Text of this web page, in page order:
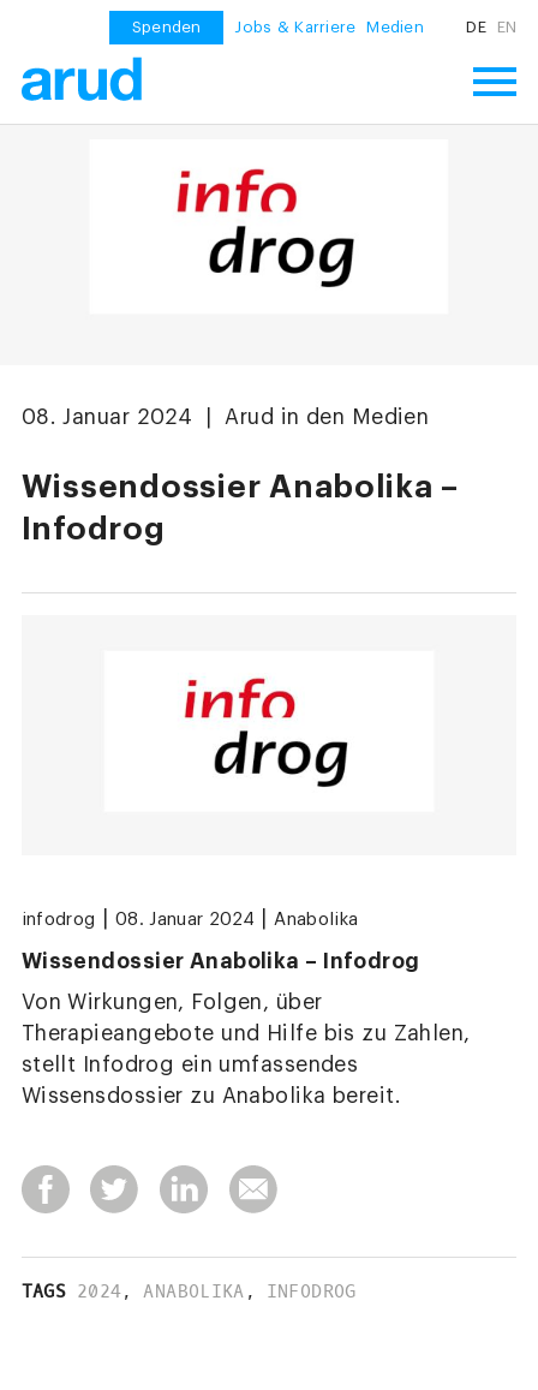
Spenden Jobs & Karriere Medien DE EN
08. Januar 2024 | Arud in den Medien
Wissendossier Anabolika –
Infodrog
infodrog 08. Januar 2024 Anabolika
Wissendossier Anabolika – Infodrog
Von Wirkungen, Folgen, über
Therapieangebote und Hilfe bis zu Zahlen,
stellt Infodrog ein umfassendes
Wissensdossier zu Anabolika bereit.
TAGS 2024, ANABOLIKA , INFODROG